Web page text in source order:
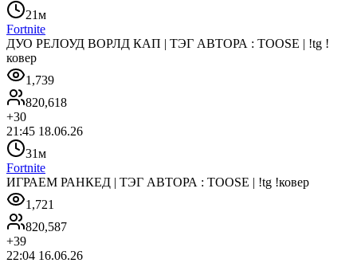
21м
Fortnite
ДУО РЕЛОУД ВОРЛД КАП | ТЭГ АВТОРА : TOOSE | !tg !
ковер
1,739
820,618
+30
21:45 18.06.26
31м
Fortnite
ИГРАЕМ РАНКЕД | ТЭГ АВТОРА : TOOSE | !tg !ковер
1,721
820,587
+39
22:04 16.06.26